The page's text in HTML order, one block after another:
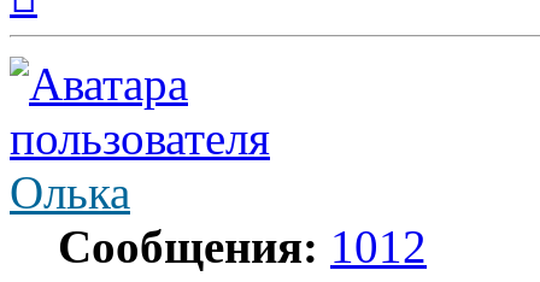
началу
Олька
Сообщения: 1012